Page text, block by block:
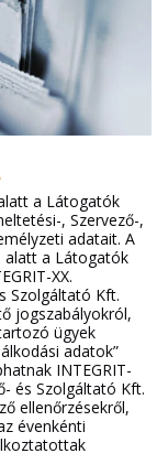
a Látogatók
, Szervező-,
adatait. A
alatt a Látogatók
XX.
Szolgáltató Kft.
jogszabályokról,
ügyek
adatok”
INTEGRIT-
és Szolgáltató Kft.
ellenőrzésekről,
évenkénti